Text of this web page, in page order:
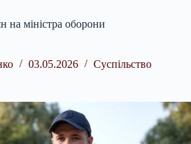
на міністра оборони
03.05.2026 Суспільство